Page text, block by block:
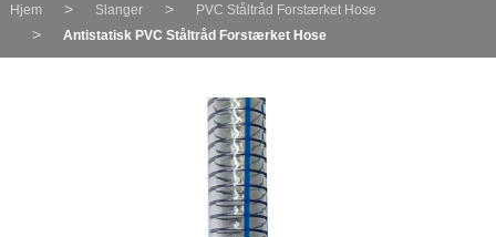
Hjem Slanger
PVC Ståltråd Forstærket Hose
Antistatisk PVC Ståltråd Forstærket Hose